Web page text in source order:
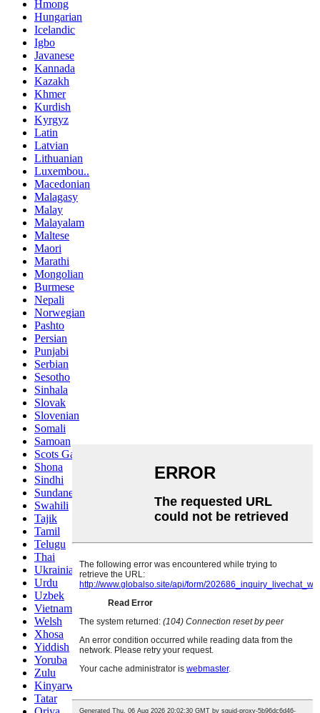
Hmong
Hungarian
Icelandic
Igbo
Javanese
Kannada
Kazakh
Khmer
Kurdish
Kyrgyz
Latin
Latvian
Lithuanian
Luxembou..
Macedonian
Malagasy
Malay
Malayalam
Maltese
Maori
Marathi
Mongolian
Burmese
Nepali
Norwegian
Pashto
Persian
Punjabi
Serbian
Sesotho
Sinhala
Slovak
Slovenian
Somali
Samoan
Scots Gaelic
Shona
Sindhi
Sundanese
Swahili
Tajik
Tamil
Telugu
Thai
Ukrainian
Urdu
Uzbek
Vietnamese
Welsh
Xhosa
Yiddish
Yoruba
Zulu
Kinyarwanda
Tatar